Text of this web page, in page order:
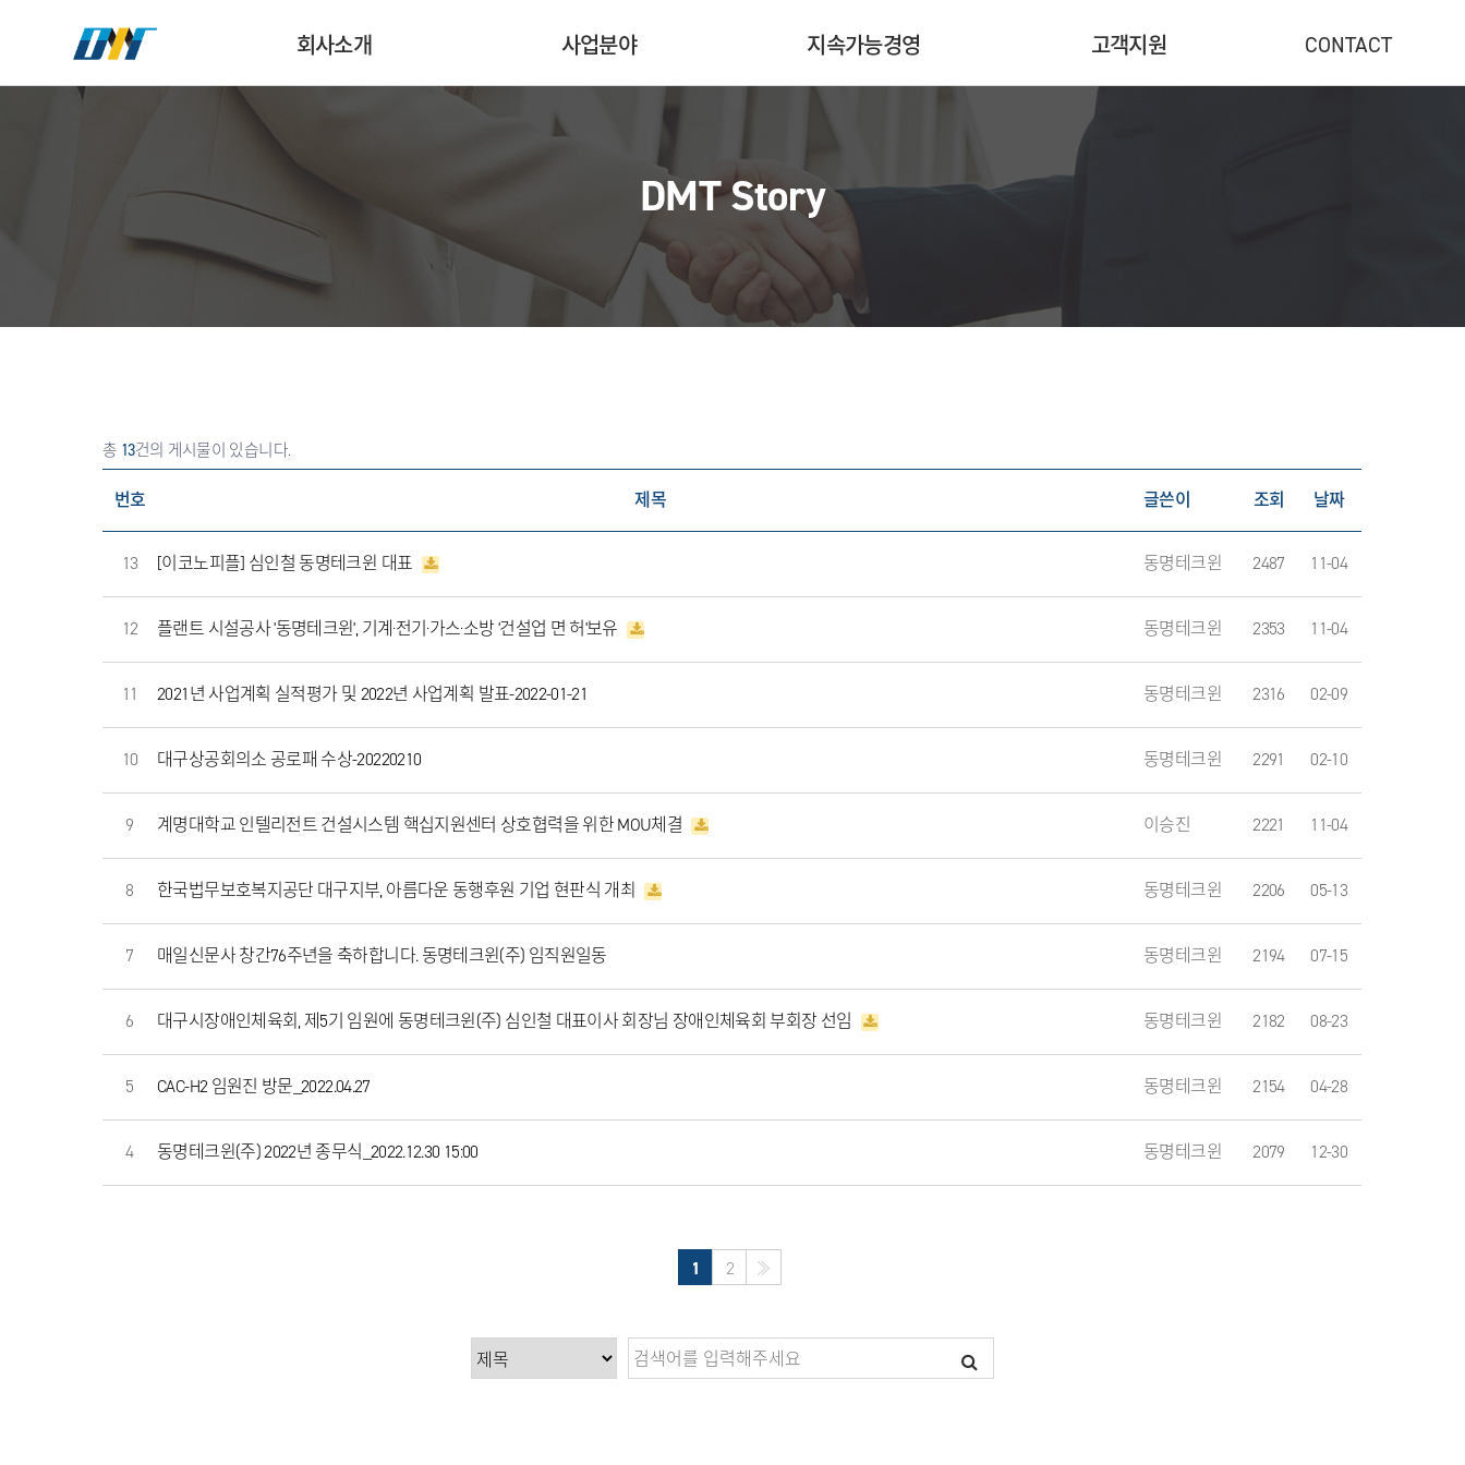
회사소개 사업분야 지속가능경영 고객지원 CONTACT
DMT Story
총 13건의 게시물이 있습니다.
번호 제목 글쓴이 조회 날짜
13 [이코노피플] 심인철 동명테크윈 대표 동명테크윈 2487 11-04
12 플랜트 시설공사 '동명테크윈', 기계·전기·가스·소방 '건설업 면 허'보유 동명테크윈 2353 11-04
11 2021년 사업계획 실적평가 및 2022년 사업계획 발표-2022-01-21 동명테크윈 2316 02-09
10 대구상공회의소 공로패 수상-20220210 동명테크윈 2291 02-10
9 계명대학교 인텔리전트 건설시스템 핵십지원센터 상호협력을 위한 MOU체결 이승진 2221 11-04
8 한국법무보호복지공단 대구지부, 아름다운 동행후원 기업 현판식 개최 동명테크윈 2206 05-13
7 매일신문사 창간76주년을 축하합니다. 동명테크윈(주) 임직원일동 동명테크윈 2194 07-15
6 대구시장애인체육회, 제5기 임원에 동명테크윈(주) 심인철 대표이사 회장님 장애인체육회 부회장 선임 동명테크윈 2182 08-23
5 CAC-H2 임원진 방문_2022.04.27 동명테크윈 2154 04-28
4 동명테크윈(주) 2022년 종무식_2022.12.30 15:00 동명테크윈 2079 12-30
1 2